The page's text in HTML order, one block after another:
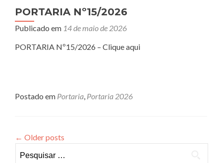
PORTARIA Nº15/2026
Publicado em 14 de maio de 2026
PORTARIA Nº15/2026 – Clique aqui
Postado em Portaria, Portaria 2026
← Older posts
por: